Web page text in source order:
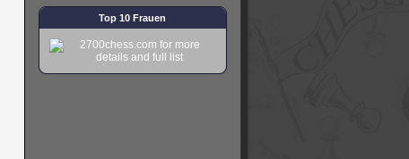
Top 10 Frauen